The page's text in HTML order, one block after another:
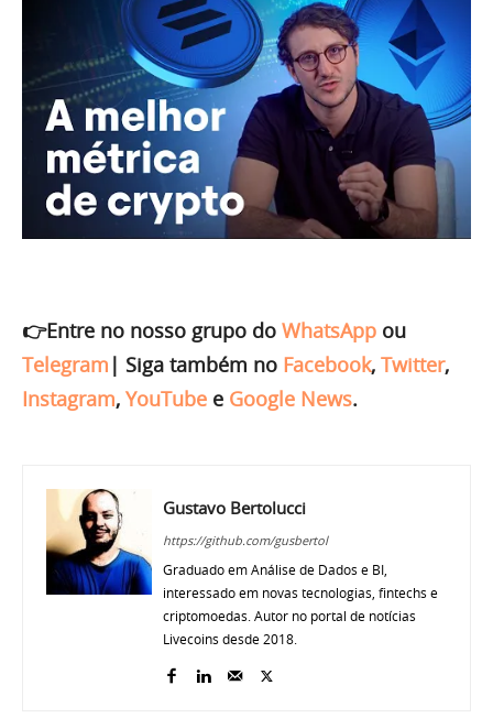
👉Entre no nosso grupo do WhatsApp ou
Telegram | Siga também no Facebook, Twitter,
Instagram, YouTube e Google News.
Gustavo Bertolucci
https://github.com/gusbertol
Graduado em Análise de Dados e BI,
interessado em novas tecnologias, fintechs e
criptomoedas. Autor no portal de notícias
Livecoins desde 2018.